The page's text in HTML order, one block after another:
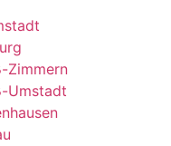
Zimmern
Umstadt